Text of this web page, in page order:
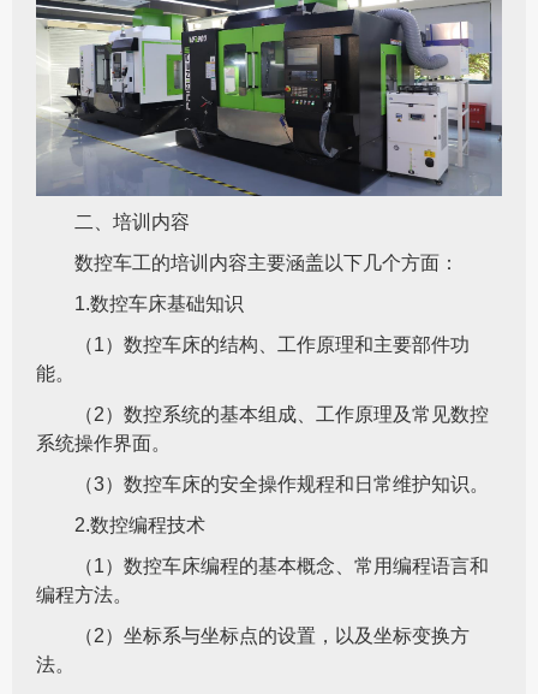
二、培训内容
数控车工的培训内容主要涵盖以下几个方面：
1.数控车床基础知识
（1）数控车床的结构、工作原理和主要部件功
能。
（2）数控系统的基本组成、工作原理及常见数控
系统操作界面。
（3）数控车床的安全操作规程和日常维护知识。
2.数控编程技术
（1）数控车床编程的基本概念、常用编程语言和
编程方法。
（2）坐标系与坐标点的设置，以及坐标变换方
法。